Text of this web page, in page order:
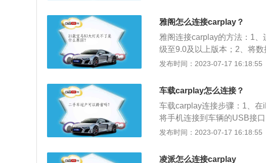
括Siri语音助理工具，iTunes
雅阁怎么连接carplay？
雅阁连接carplay的方法：1
级至9.0及以上版本；2、将
机会自动启动carplay；3、如
轮胎为米其林超高性能跑胎
别为4930mm、1845mm、
发布时间：2023-07-17 16:18:55
车载carplay怎么连接？
车载carplay连接步骤：1、
将手机连接到车辆的USB接
式；3、手机显示carplay的图
lay主要有三种方式：1、Siri
发布时间：2023-07-17 16:18:55
凌派怎么连接carplay